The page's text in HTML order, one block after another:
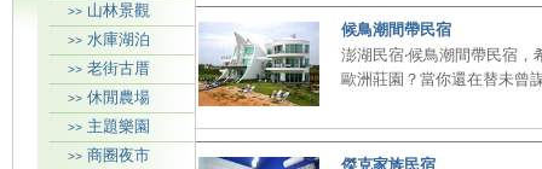
>> 山林景觀
>> 水庫湖泊
>> 老街古厝
>> 休閒農場
>> 主題樂園
>> 商圈夜市
候鳥潮間帶民宿
澎湖民宿‧候鳥潮間帶民宿
歐洲莊園？當你還在替未曾
傑克家族民宿